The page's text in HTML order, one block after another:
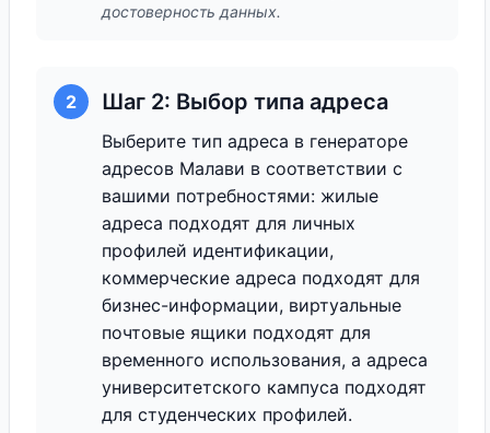
достоверность данных.
2 Шаг 2: Выбор типа адреса
Выберите тип адреса в генераторе
адресов Малави в соответствии с
вашими потребностями: жилые
адреса подходят для личных
профилей идентификации,
коммерческие адреса подходят для
бизнес-информации, виртуальные
почтовые ящики подходят для
временного использования, а адреса
университетского кампуса подходят
для студенческих профилей.